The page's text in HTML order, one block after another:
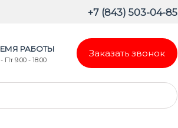
+7 (843) 503-04-85
РАБОТЫ
Пт 9:00 - 18:00
Заказать звонок